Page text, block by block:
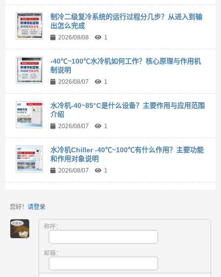
制冷二级复冷系统的运行过程分几步？从进入到输
出怎么完成
2026/08/08 1
-40℃~100℃水冷机如何工作？核心原理与作用机
制说明
2026/08/07 1
水冷机-40~85°C是什么设备？主要作用与应用范围
介绍
2026/08/07 1
水冷机Chiller -40℃~100℃有什么作用？主要功能
和作用对象说明
2026/08/07 1
您好！ 请登录
称呼：
邮箱：